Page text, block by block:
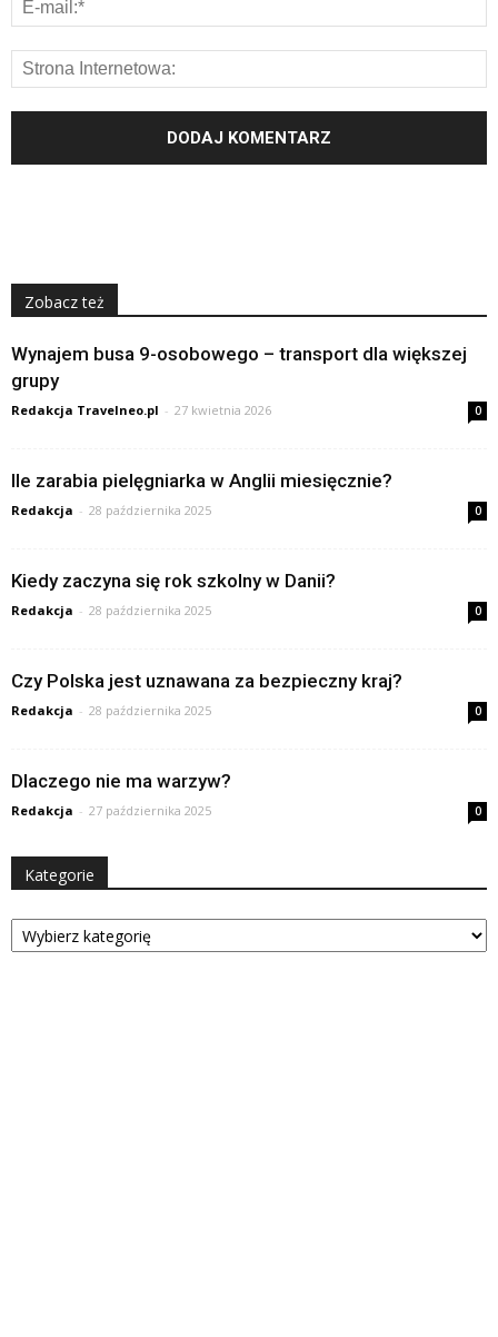
Zobacz też
Wynajem busa 9-osobowego – transport dla większej
grupy
Redakcja Travelneo.pl - 27 kwietnia 2026 0
Ile zarabia pielęgniarka w Anglii miesięcznie?
Redakcja - 28 października 2025 0
Kiedy zaczyna się rok szkolny w Danii?
Redakcja - 28 października 2025 0
Czy Polska jest uznawana za bezpieczny kraj?
Redakcja - 28 października 2025 0
Dlaczego nie ma warzyw?
Redakcja - 27 października 2025 0
Kategorie
Kategorie